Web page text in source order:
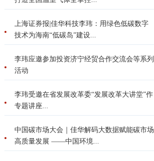
上海证券报|佳华科技李玮：用绿色低碳数字
技术为海南“低碳岛”建设...
李玮应邀参加投资济宁经贸合作交流会等系列
活动
李玮受邀在省发展改革委“发展改革大讲堂”作
专题讲座...
中国碳市场大会｜佳华解码大数据赋能碳市场
高质量发展 ——中国环境...